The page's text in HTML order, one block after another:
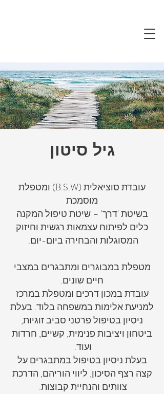
גיל סיטון
עובדת סוציאלית (B.S.W) ומטפלת
מוסמכת
בשיטת 'דרך' – שיטת טיפול המקנה
כלים לפיתוח עצמאות רגשית וחיזוק
המסוגלות והבחירה ביום-יום.
מטפלת במבוגרים ומתבגרים במצבי
חיים שונים.
עובדת במכון דרכים ומטפלת במרכז
למניעת אלימות במשפחה בלוד. בעלת
ניסיון בטיפול פרטני סביב זוגיות,
ביטחון ויציבות פנימית, קשיים, חרדות
ועוד.
בעלת ניסיון בטיפול במתבגרים על
קצה רצף הסיכון, ליווי הוריהם, הדרכת
צוותים והנחיית קבוצות.